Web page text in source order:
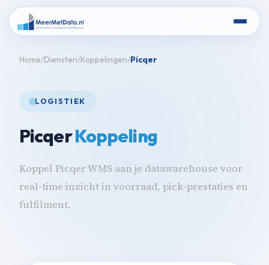
Home Diensten Koppelingen Picqer
LOGISTIEK
PicqerKoppeling
Koppel Picqer WMS aan je datawarehouse voor
real-time inzicht in voorraad, pick-prestaties en
fulfilment.